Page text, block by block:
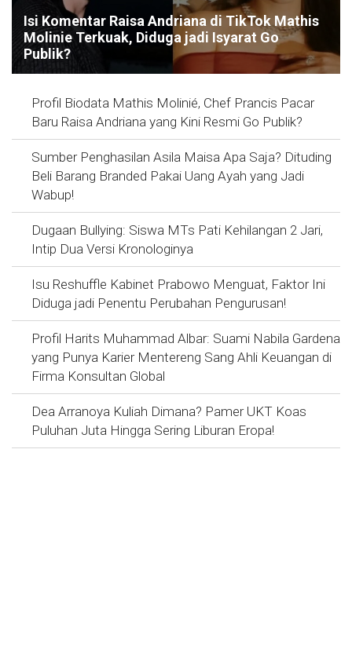
Isi Komentar Raisa Andriana di TikTok Mathis
Molinie Terkuak, Diduga jadi Isyarat Go
Publik?
Profil Biodata Mathis Molinié, Chef Prancis Pacar
Baru Raisa Andriana yang Kini Resmi Go Publik?
Sumber Penghasilan Asila Maisa Apa Saja? Dituding
Beli Barang Branded Pakai Uang Ayah yang Jadi
Wabup!
Dugaan Bullying: Siswa MTs Pati Kehilangan 2 Jari,
Intip Dua Versi Kronologinya
Isu Reshuffle Kabinet Prabowo Menguat, Faktor Ini
Diduga jadi Penentu Perubahan Pengurusan!
Profil Harits Muhammad Albar: Suami Nabila Gardena
yang Punya Karier Mentereng Sang Ahli Keuangan di
Firma Konsultan Global
Dea Arranoya Kuliah Dimana? Pamer UKT Koas
Puluhan Juta Hingga Sering Liburan Eropa!